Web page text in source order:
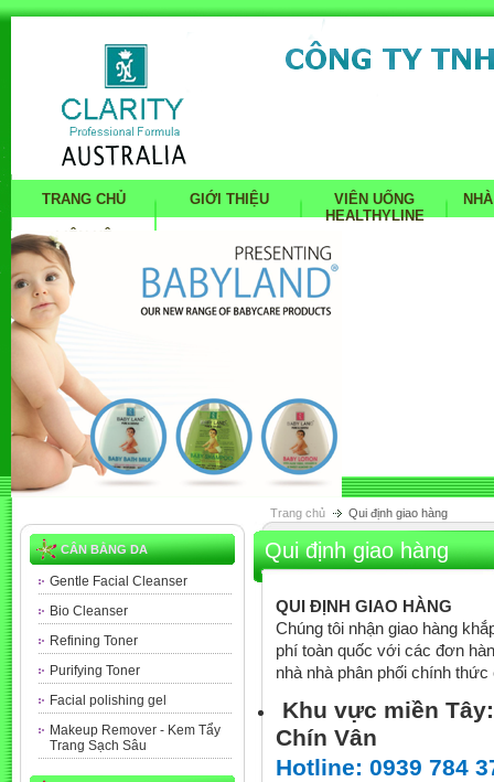
TRANG CHỦ GIỚI THIỆU
VIÊN UỐNG
HEALTHYLINE
LIÊN HỆ
CÂN BẰNG DA
Gentle Facial Cleanser
Bio Cleanser
Refining Toner
Purifying Toner
Facial polishing gel
Makeup Remover - Kem Tẩy
Trang Sạch Sâu
Trang chủ Qui định giao hàng
Qui định giao hàng
QUI ĐỊNH GIAO HÀNG
Chúng tôi nhận giao hàng
phí toàn quốc với các đơn
nhà nhà phân phối chính
Khu vực miền
Chín Vân
Hotline: 0939 784